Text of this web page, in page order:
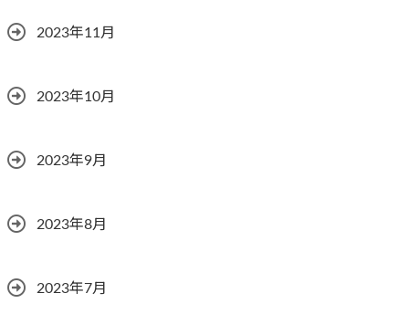
2023年11月
2023年10月
2023年9月
2023年8月
2023年7月